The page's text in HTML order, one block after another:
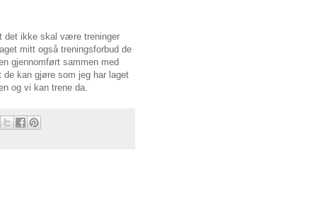
det ikke skal være treninger
mitt også treningsforbud de
gjennomført sammen med
de kan gjøre som jeg har laget
og vi kan trene da.